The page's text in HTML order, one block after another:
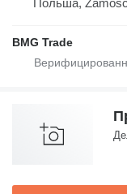
Польша, Zamość
BMG Trade